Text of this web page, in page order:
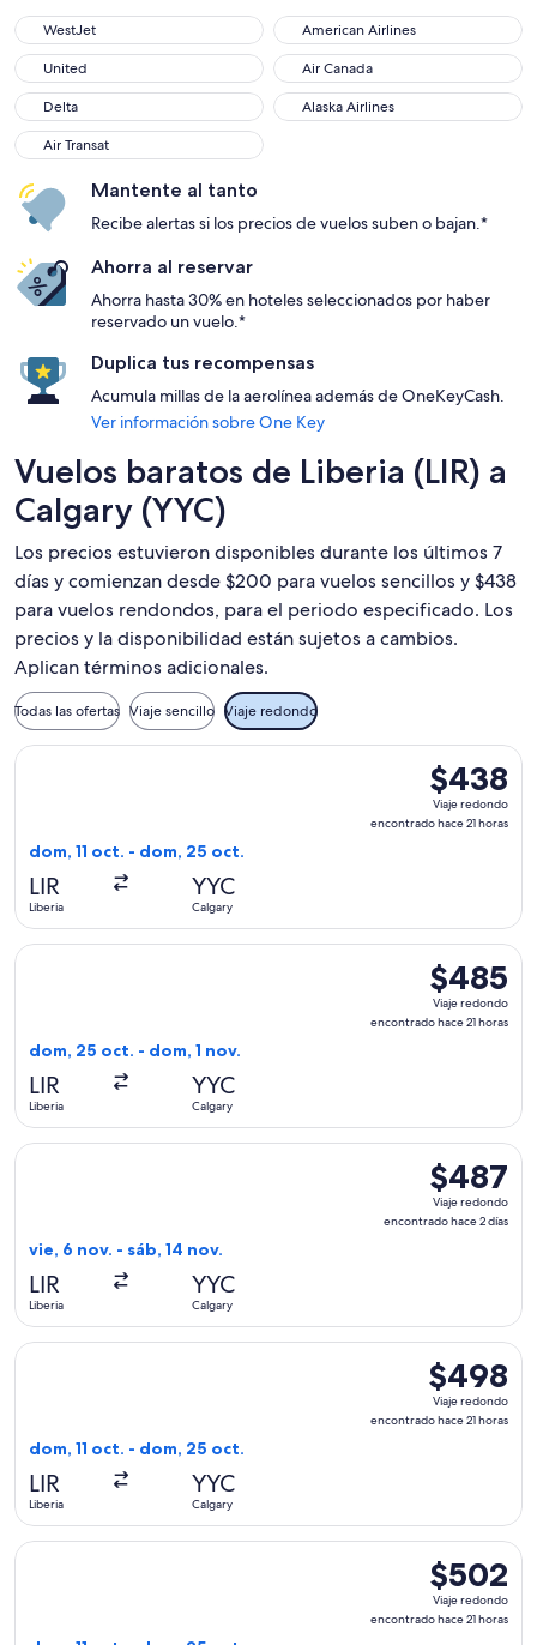
WestJet
WestJet American Airlines
American Airlines
United
United Air Canada
Air Canada
Delta
Delta Alaska Airlines
Alaska Airlines
Air Transat
Air Transat
Mantente al tanto
Recibe alertas si los precios de vuelos suben o bajan.*
Ahorra al reservar
Ahorra hasta 30% en hoteles seleccionados por haber
reservado un vuelo.*
Duplica tus recompensas
Acumula millas de la aerolínea además de OneKeyCash.
Ver información sobre One Key
Vuelos baratos de Liberia (LIR) a
Calgary (YYC)
Los precios estuvieron disponibles durante los últimos 7
días y comienzan desde $200 para vuelos sencillos y $438
para vuelos rendondos, para el periodo especificado. Los
precios y la disponibilidad están sujetos a cambios.
Aplican términos adicionales.
Todas las ofertas Viaje sencillo Viaje redondo
$438
Viaje
redondo,
$438
Viaje redondo
encontrado hace 21 horas
dom, 11 oct. - dom, 25 oct.
LIR
Liberia
YYC
Calgary
Seleccionar vuelo de WestJet, con salida el dom, 11 oct.
$485
Viaje
redondo,
$485
Viaje redondo
encontrado hace 21 horas
dom, 25 oct. - dom, 1 nov.
LIR
Liberia
YYC
Calgary
Seleccionar vuelo de WestJet, con salida el dom, 25 oct.
$487
Viaje
redondo,
$487
Viaje redondo
encontrado hace 2 días
vie, 6 nov. - sáb, 14 nov.
LIR
Liberia
YYC
Calgary
Seleccionar vuelo de WestJet, con salida el vie, 6 nov.
$498
Viaje
redondo,
$498
Viaje redondo
encontrado hace 21 horas
dom, 11 oct. - dom, 25 oct.
LIR
Liberia
YYC
Calgary
Seleccionar vuelo de WestJet, con salida el dom, 11 oct.
$502
Viaje
redondo,
$502
Viaje redondo
encontrado hace 21 horas
Seleccionar vuelo de WestJet, con salida el dom, 11 oct.